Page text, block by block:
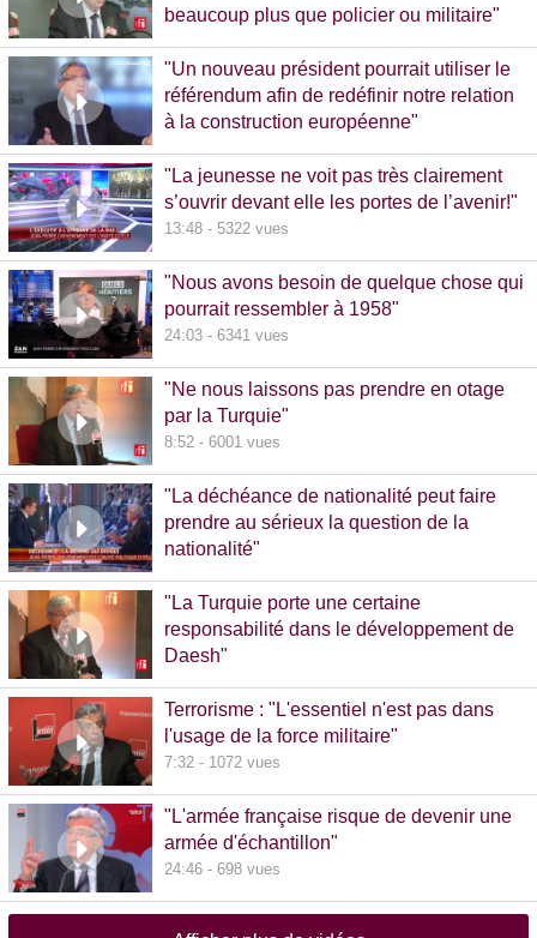
beaucoup plus que policier ou militaire"
"Un nouveau président pourrait utiliser le
référendum afin de redéfinir notre relation
à la construction européenne"
"La jeunesse ne voit pas très clairement
s’ouvrir devant elle les portes de l’avenir!"
13:48 - 5322 vues
"Nous avons besoin de quelque chose qui
pourrait ressembler à 1958"
24:03 - 6341 vues
"Ne nous laissons pas prendre en otage
par la Turquie"
8:52 - 6001 vues
"La déchéance de nationalité peut faire
prendre au sérieux la question de la
nationalité"
"La Turquie porte une certaine
responsabilité dans le développement de
Daesh"
Terrorisme : "L'essentiel n'est pas dans
l'usage de la force militaire"
7:32 - 1072 vues
"L'armée française risque de devenir une
armée d'échantillon"
24:46 - 698 vues